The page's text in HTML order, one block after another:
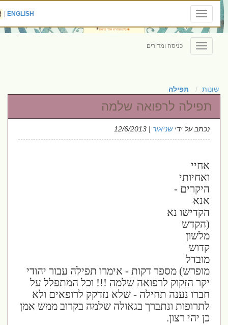
Toggle
navigation
ENGLISH
|
Toggle
navigation
כניסה ומדורים
שונות תפילה
תפילה לרפואה שלמה
נכתב על ידישניאור| 12/6/2013
אחיי
ואחיותי
היקרים -
אנא
הקדישו נא
(הקדש
מלשון
קדוש
מובדל
מופרש) מספר דקות - אימרו תפילה עבור יהודי
יקר הזקוק לרפואה שלמה !!! וכל המתפלל על
חברו נענה תחילה - שלא נזדקק לרופאים ולא
לתרופות ונתברך בגאולה שלמה בקרוב ממש אמן
כן יהי רצון.